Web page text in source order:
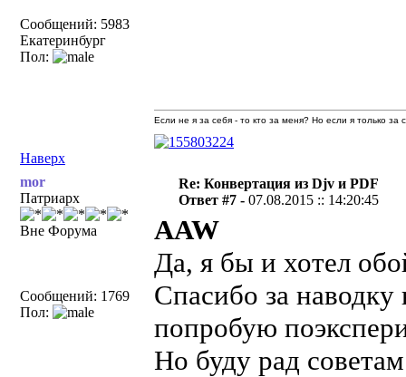
Сообщений: 5983
Екатеринбург
Пол:
Наверх
Если не я за себя - то кто за меня? Но если я только
mor
Патриарх
Вне Форума
Сообщений: 1769
Пол:
Re: Конвертация из Djv и PDF
Ответ #7 -07.08.2015 :: 14:20:45
AAW
Да, я бы и хотел
Спасибо за наводку
попробую
Но буду рад